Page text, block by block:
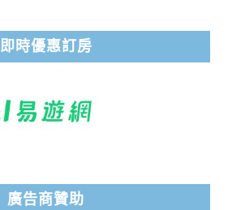
即時優惠訂房
廣告商贊助